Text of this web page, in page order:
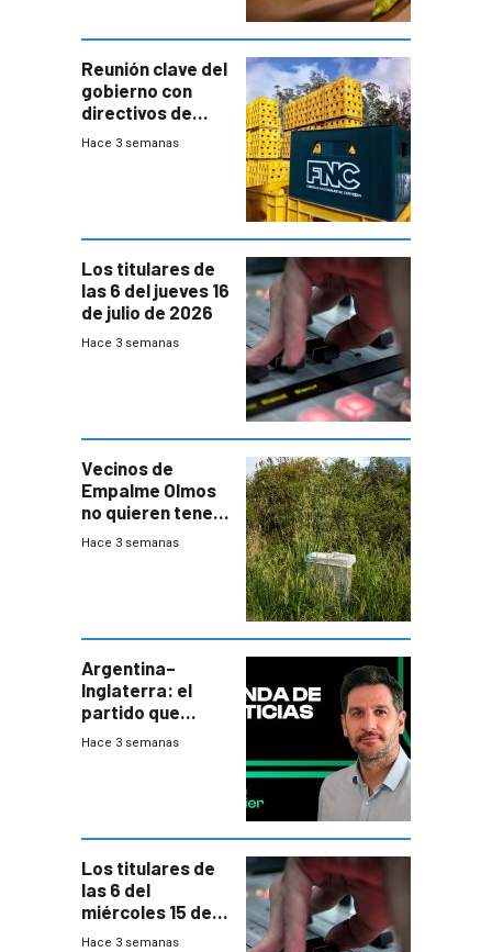
Reunión clave del
gobierno con
directivos de
Fábricas
Hace 3 semanas
Los titulares de
las 6 del jueves 16
de julio de 2026
Hace 3 semanas
Vecinos de
Empalme Olmos
no quieren tener
cerca una planta
departamental
Hace 3 semanas
Argentina–
Inglaterra: el
partido que
nunca termina
Hace 3 semanas
Los titulares de
las 6 del
miércoles 15 de
julio de 2026
Hace 3 semanas